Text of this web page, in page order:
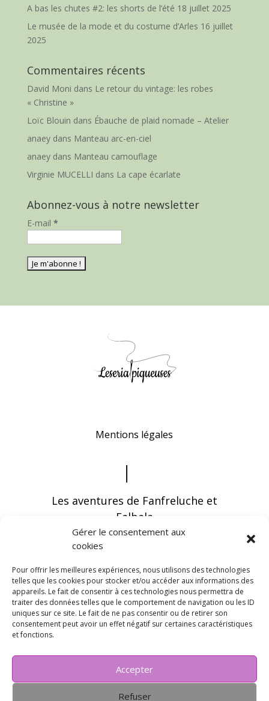
Gérer le consentement aux
cookies
Pour offrir les meilleures expériences, nous utilisons des technologies
telles que les cookies pour stocker et/ou accéder aux informations des
appareils. Le fait de consentir à ces technologies nous permettra de
traiter des données telles que le comportement de navigation ou les ID
uniques sur ce site. Le fait de ne pas consentir ou de retirer son
consentement peut avoir un effet négatif sur certaines caractéristiques
et fonctions.
Accepter
Refuser
A bas les chutes #2: les shorts de l’été 18 juillet 2025
Le musée de la mode et du costume d’Arles 16 juillet
2025
Commentaires récents
David Moni dans Le retour du vintage: les robes
« Christine »
Loïc Blouin dans Ébauche de plaid nomade – Atelier
anaeydans Manteau arc-en-ciel
anaeydans Manteau camouflage
Virginie MUCELLI dans La cape écarlate
Abonnez-vous à notre newsletter
E-mail *
Mentions légales
Les aventures de Fanfreluche et
Falbala
Vous pouvez recevoir les dernières infos en
vous abonnant à notre newsletter